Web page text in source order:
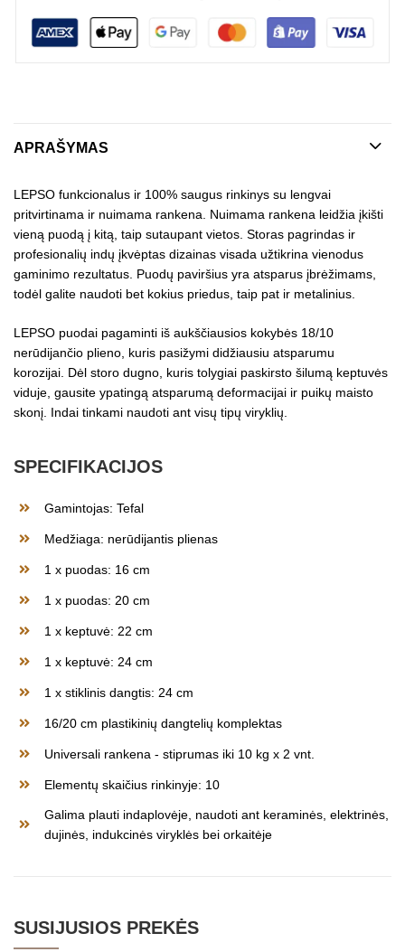
APRAŠYMAS
LEPSO funkcionalus ir 100% saugus rinkinys su lengvai
pritvirtinama ir nuimama rankena. Nuimama rankena leidžia įkišti
vieną puodą į kitą, taip sutaupant vietos. Storas pagrindas ir
profesionalių indų įkvėptas dizainas visada užtikrina vienodus
gaminimo rezultatus. Puodų paviršius yra atsparus įbrėžimams,
todėl galite naudoti bet kokius priedus, taip pat ir metalinius.
LEPSO puodai pagaminti iš aukščiausios kokybės 18/10
nerūdijančio plieno, kuris pasižymi didžiausiu atsparumu
korozijai. Dėl storo dugno, kuris tolygiai paskirsto šilumą keptuvės
viduje, gausite ypatingą atsparumą deformacijai ir puikų maisto
skonį. Indai tinkami naudoti ant visų tipų viryklių.
SPECIFIKACIJOS
Gamintojas: Tefal
Medžiaga: nerūdijantis plienas
1 x puodas: 16 cm
1 x puodas: 20 cm
1 x keptuvė: 22 cm
1 x keptuvė: 24 cm
1 x stiklinis dangtis: 24 cm
16/20 cm plastikinių dangtelių komplektas
Universali rankena - stiprumas iki 10 kg x 2 vnt.
Elementų skaičius rinkinyje: 10
Galima plauti indaplovėje, naudoti ant keraminės, elektrinės,
dujinės, indukcinės viryklės bei orkaitėje
SUSIJUSIOS PREKĖS